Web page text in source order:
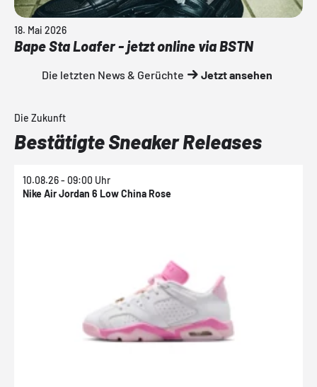
18. Mai 2026
Bape Sta Loafer - jetzt online via BSTN
Die letzten News & Gerüchte Jetzt ansehen
Die Zukunft
Bestätigte Sneaker Releases
10.08.26 - 09:00 Uhr
Nike Air Jordan 6 Low China Rose